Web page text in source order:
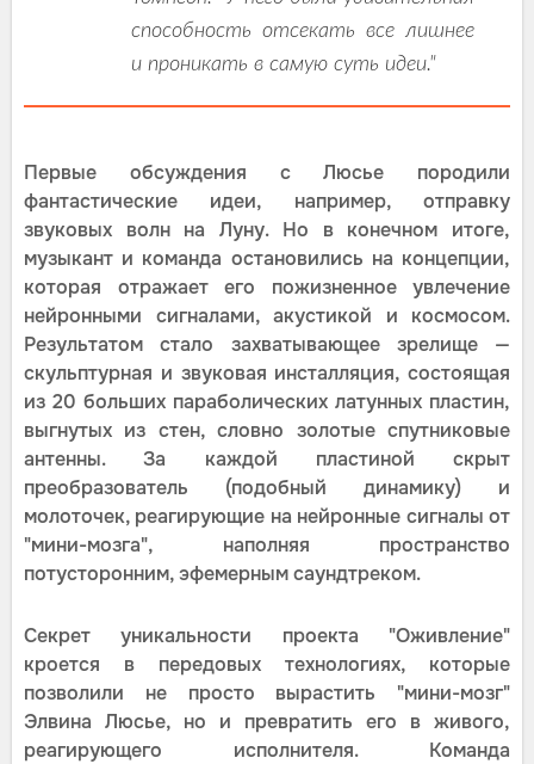
способность отсекать все лишнее
и проникать в самую суть идеи."
Первые обсуждения с Люсье породили
фантастические идеи, например, отправку
звуковых волн на Луну. Но в конечном итоге,
музыкант и команда остановились на концепции,
которая отражает его пожизненное увлечение
нейронными сигналами, акустикой и космосом.
Результатом стало захватывающее зрелище —
скульптурная и звуковая инсталляция, состоящая
из 20 больших параболических латунных пластин,
выгнутых из стен, словно золотые спутниковые
антенны. За каждой пластиной скрыт
преобразователь (подобный динамику) и
молоточек, реагирующие на нейронные сигналы от
"мини-мозга", наполняя пространство
потусторонним, эфемерным саундтреком.
Секрет уникальности проекта "Оживление"
кроется в передовых технологиях, которые
позволили не просто вырастить "мини-мозг"
Элвина Люсье, но и превратить его в живого,
реагирующего исполнителя. Команда